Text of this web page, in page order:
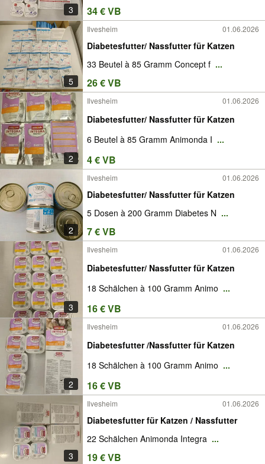
3 34 € VB
5
Ilvesheim 01.06.2026
Diabetesfutter/ Nassfutter für Katzen
33 Beutel à 85 Gramm Concept f ...
26 € VB
2
Ilvesheim 01.06.2026
Diabetesfutter/ Nassfutter für Katzen
6 Beutel à 85 Gramm Animonda I ...
4 € VB
2
Ilvesheim 01.06.2026
Diabetesfutter/ Nassfutter für Katzen
5 Dosen à 200 Gramm Diabetes N ...
7 € VB
3
Ilvesheim 01.06.2026
Diabetesfutter/ Nassfutter für Katzen
18 Schälchen à 100 Gramm Animo ...
16 € VB
2
Ilvesheim 01.06.2026
Diabetesfutter /Nassfutter für Katzen
18 Schälchen à 100 Gramm Animo ...
16 € VB
3
Ilvesheim 01.06.2026
Diabetesfutter für Katzen / Nassfutter
22 Schälchen Animonda Integra ...
19 € VB